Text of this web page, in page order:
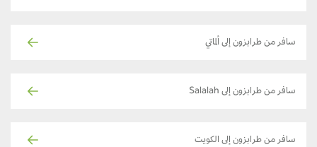
سافر من طرابزون إلى ألماتي
سافر من طرابزون إلى Salalah
سافر من طرابزون إلى الكويت